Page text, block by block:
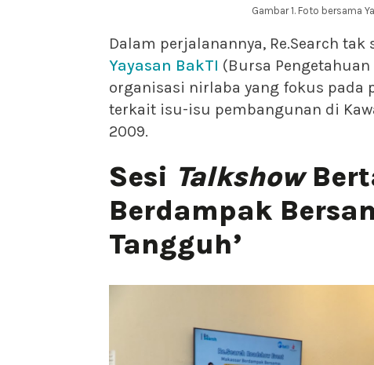
Gambar 1. Foto bersama
Dalam perjalanannya, Re.Search
Yayasan BakTI (Bursa
organisasi nirlaba yang fokus pada
terkait isu-isu pembangunan di
2009.
Sesi Talkshow
Berdampak
Tangguh’